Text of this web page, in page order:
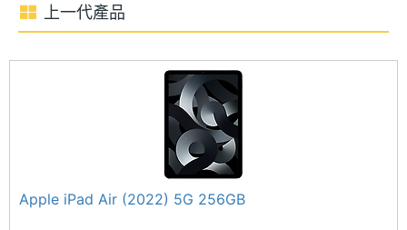
技術，擁有最高 4K 60fps 錄影能力。
Apple iPad Air 13 (2024) 5G 512GB 功能特色
◎ 採用 iPadOS 17 作業系統
◎ 13 吋 2,732 x 2,048pixels 解析度 Liquid Retina
尺寸
2732x2048 pixels
最大亮
上一代產品
Apple iPad Air (2022) 5G 256GB